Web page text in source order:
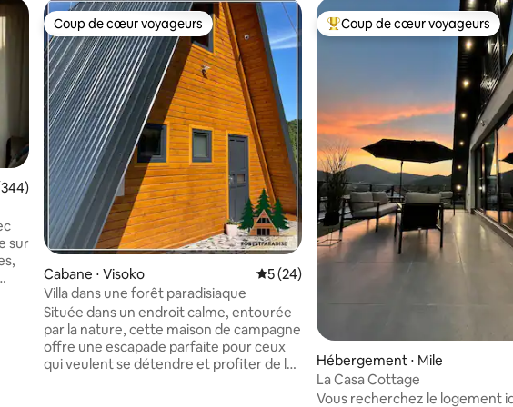
moyenne sur la base de 344 commentaires : 4,92 sur 5
sur
Coup de cœur voyageurs
Coup de cœur voyageurs
Cabane ⋅ Visoko Évaluation moyenne sur la base de 24
5 (24)
Villa dans une forêt paradisiaque
Située dans un endroit calme, entourée
par la nature, cette maison de campagne
offre une escapade parfaite pour ceux
qui veulent se détendre et profiter de la
Coups de cœur voyageurs les
Coup de cœur voyageurs
Hébergement ⋅ Mile
La Casa Cottage
Vous recherchez le logement